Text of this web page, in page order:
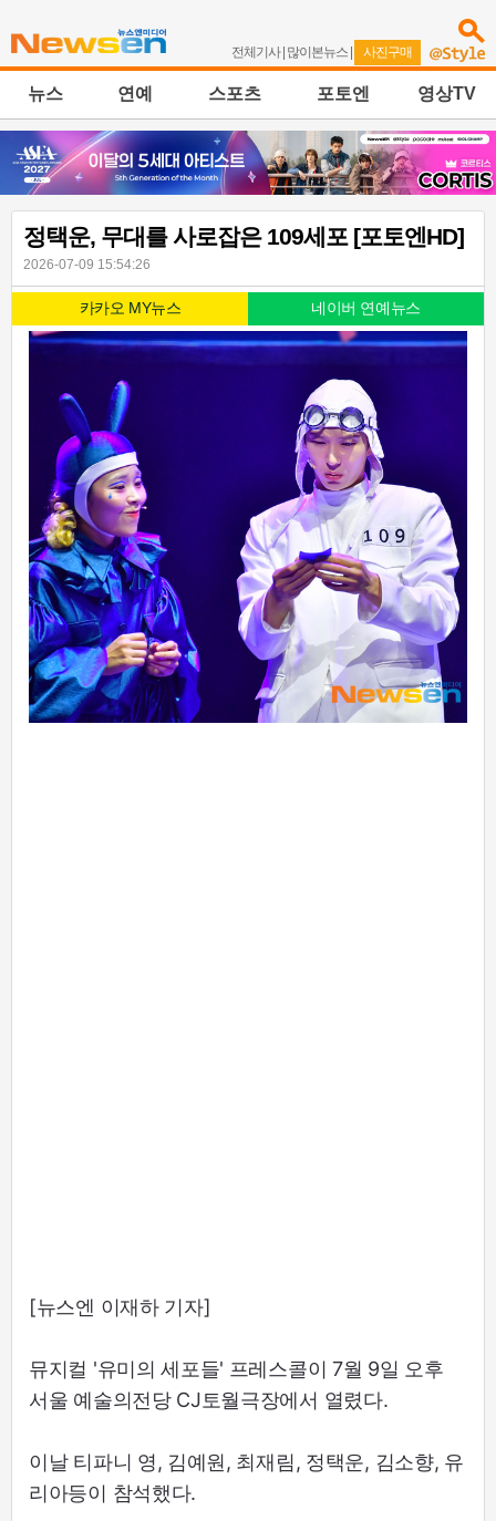
전체기사| 많이본뉴스 | 사진구매
뉴스 연예 스포츠 포토엔 영상TV
정택운, 무대를 사로잡은 109세포 [포토엔HD]
2026-07-09 15:54:26
카카오 MY뉴스 네이버 연예뉴스
[뉴스엔 이재하 기자]
뮤지컬 '유미의 세포들' 프레스콜이 7월 9일 오후
서울 예술의전당 CJ토월극장에서 열렸다.
이날 티파니 영, 김예원, 최재림, 정택운, 김소향, 유
리아등이 참석했다.